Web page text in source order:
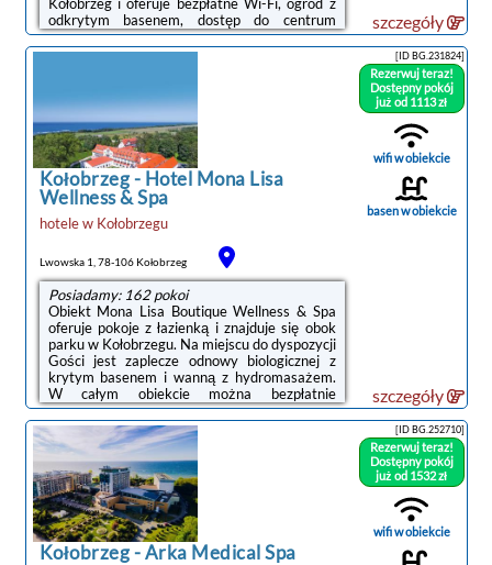
odkrytym basenem, dostęp do centrum
fitness oraz sauny, a także widok na basen.
Odległość ważnych miejsc od obiektu: Plaża
wyposażona jest w telewizor z płaskim
ekranem oraz pralkę. We wszystkich opcjach
znajduje się aneks kuchenny z pełnym
wyposażeniem, w tym lodówką, jak również
część wypoczynkowa z rozkładaną sofą ...
szczegóły
Kołobrzeg- Hotel Mona Lisa
Wellness & Spa
hotelew Kołobrzegu
Lwowska 1, 78-106 Kołobrzeg
Posiadamy: 162 pokoi
Obiekt Mona Lisa Boutique Wellness & Spa
oferuje pokoje z łazienką i znajduje się obok
parku w Kołobrzegu. Na miejscu do dyspozycji
Gości jest zaplecze odnowy biologicznej z
krytym basenem i wanną z hydromasażem.
W całym obiekcie można bezpłatnie
korzystać z WiFi.Pokoje są ogrzewane i
wyposażone w drewniane meble, w tym
szafki nocne i biurko. Wybrane pokoje
zapewniają balkon. W łazience dostępny jest
prysznic i suszarka do włosów. Każdy pokój
został też wyposażony w telewizor.Dostępne
udogodnienia w obiekcie Mona Lisa obejmują
spa i wypożyczalnię rowerów. W obiekcie ...
[ID BG.231824]
Rezerwuj teraz!
Dostępny pokój
już od 1113 zł
wifi w obiekcie
basen w obiekcie
szczegóły
Kołobrzeg-Arka Medical Spa
[ID BG.252710]
Rezerwuj teraz!
Dostępny pokój
już od 1532 zł
wifi w obiekcie